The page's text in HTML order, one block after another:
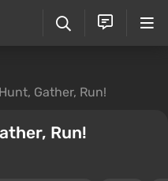
Gather, Run!
Run!